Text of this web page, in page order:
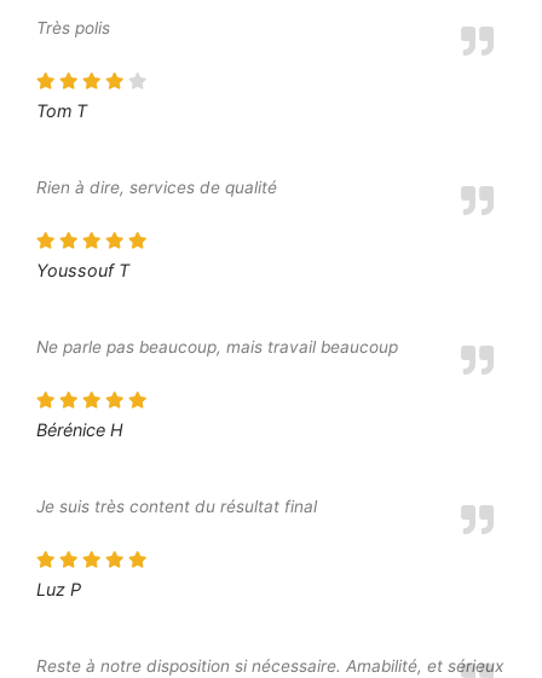
Très polis
Tom T
Rien à dire, services de qualité
Youssouf T
Ne parle pas beaucoup, mais travail beaucoup
Bérénice H
Je suis très content du résultat final
Luz P
Reste à notre disposition si nécessaire. Amabilité, et sérieux